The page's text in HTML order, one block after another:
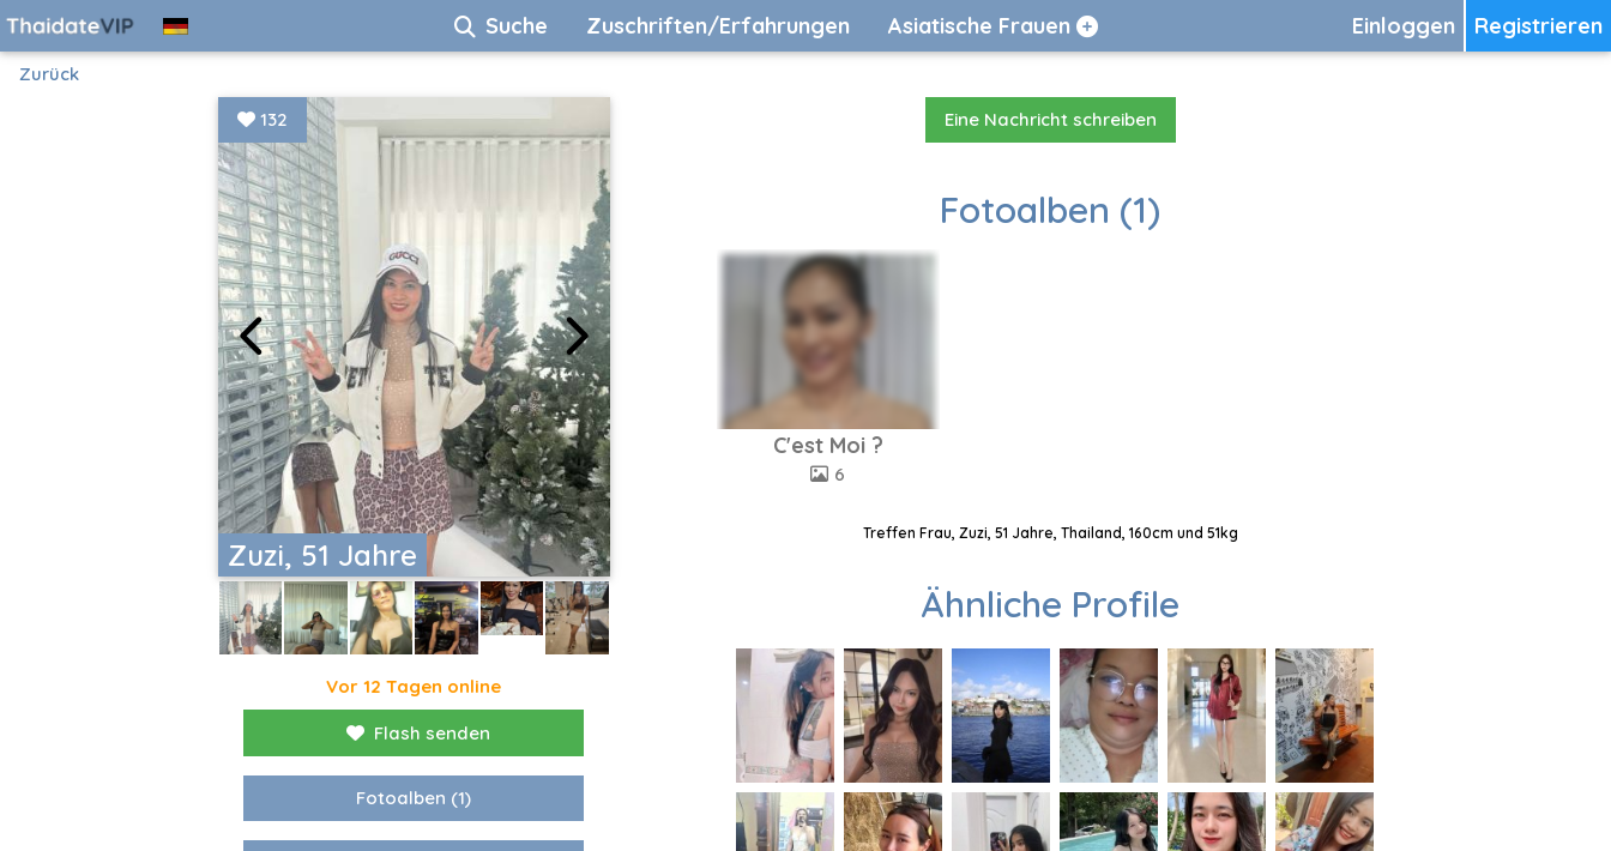
Registrieren
Einloggen
Suche Zuschriften/Erfahrungen Asiatische Frauen
Zurück
Zuzi, 51 Jahre
132
Vor 12 Tagen online
Flash senden
Fotoalben (1)
Eine Nachricht schreiben
Fotoalben (1)
C'est Moi ?
6
Treffen Frau, Zuzi, 51 Jahre, Thailand, 160cm und 51kg
Ähnliche Profile